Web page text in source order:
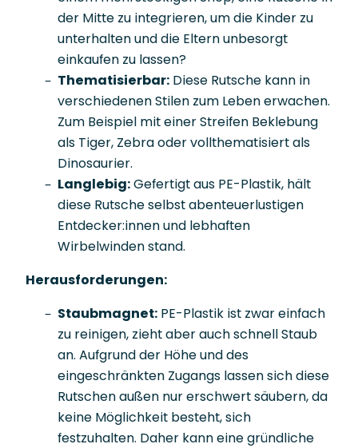
der Mitte zu integrieren, um die Kinder zu
unterhalten und die Eltern unbesorgt
einkaufen zu lassen?
Thematisierbar: Diese Rutsche kann in
verschiedenen Stilen zum Leben erwachen.
Zum Beispiel mit einer Streifen Beklebung
als Tiger, Zebra oder vollthematisiert als
Dinosaurier.
Langlebig:Gefertigt aus PE-Plastik, hält
diese Rutsche selbst abenteuerlustigen
Entdecker:innen und lebhaften
Wirbelwinden stand.
Herausforderungen:
Staubmagnet: PE-Plastik ist zwar einfach
zu reinigen, zieht aber auch schnell Staub
an. Aufgrund der Höhe und des
eingeschränkten Zugangs lassen sich diese
Rutschen außen nur erschwert säubern, da
keine Möglichkeit besteht, sich
festzuhalten. Daher kann eine gründliche